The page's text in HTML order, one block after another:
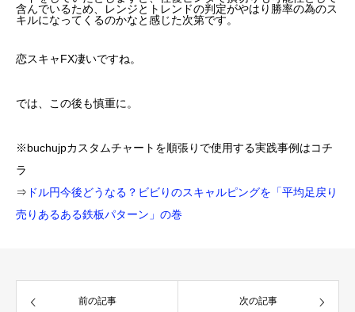
含んでいるため、レンジとトレンドの判定がやはり勝率の為のス
キルになってくるのかなと感じた次第です。
恋スキャFX凄いですね。
では、この後も慎重に。
※buchujpカスタムチャートを順張りで使用する実践事例はコチ
ラ
⇒ ドル円今後どうなる？ビビりのスキャルピングを「平均足戻り
売りあるある鉄板パターン」の巻
前の記事 次の記事